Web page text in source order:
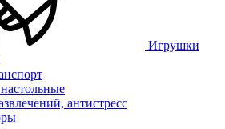
Игрушки
антистресс